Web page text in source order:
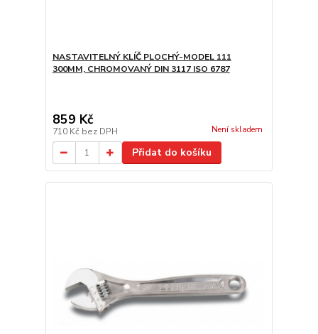
NASTAVITELNÝ KLÍČ PLOCHÝ-MODEL 111
300MM, CHROMOVANÝ DIN 3117 ISO 6787
859 Kč
710 Kč bez DPH Není skladem
Přidat do košíku